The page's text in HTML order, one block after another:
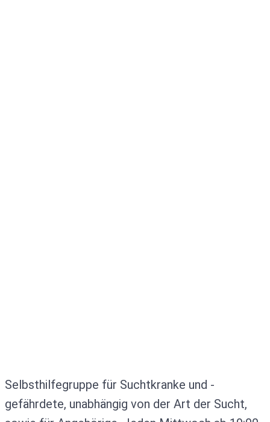
Selbsthilfegruppe für Suchtkranke und -
gefährdete, unabhängig von der Art der Sucht,